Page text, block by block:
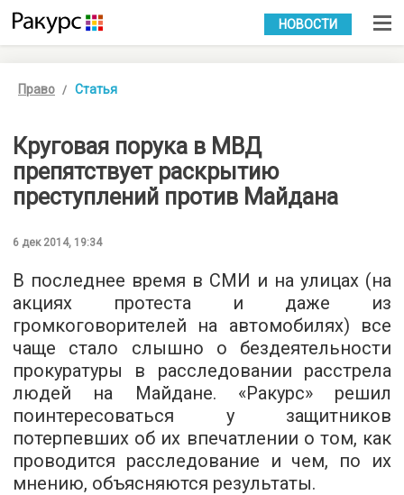
УКР РУС
НОВОСТИ
Право Статья
Круговая порука в МВД
препятствует раскрытию
преступлений против Майдана
6 дек 2014, 19:34
В последнее время в СМИ и на улицах (на
акциях протеста и даже из
громкоговорителей на автомобилях) все
чаще стало слышно о бездеятельности
прокуратуры в расследовании расстрела
людей на Майдане. «Ракурс» решил
поинтересоваться у защитников
потерпевших об их впечатлении о том, как
проводится расследование и чем, по их
мнению, объясняются результаты.